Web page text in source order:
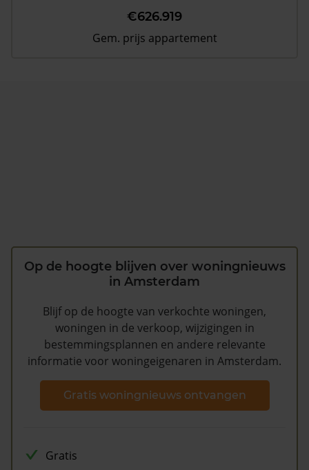
€626.919
Gem. prijs appartement
Op de hoogte blijven over woningnieuws
in Amsterdam
Blijf op de hoogte van verkochte woningen,
woningen in de verkoop, wijzigingen in
bestemmingsplannen en andere relevante
informatie voor woningeigenaren in Amsterdam.
Gratis woningnieuws ontvangen
Gratis